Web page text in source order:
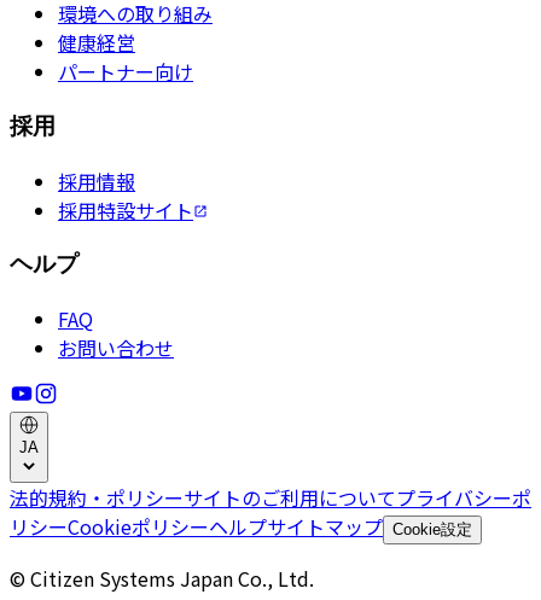
環境への取り組み
健康経営
パートナー向け
採用
採用情報
採用特設サイト
ヘルプ
FAQ
お問い合わせ
JA
法的規約・ポリシーサイトのご利用についてプライバシーポ
リシーCookieポリシーヘルプサイトマップ Cookie設定
© Citizen Systems Japan Co., Ltd.